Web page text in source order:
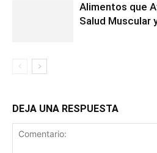
Alimentos que
Salud Muscular
DEJA UNA RESPUESTA